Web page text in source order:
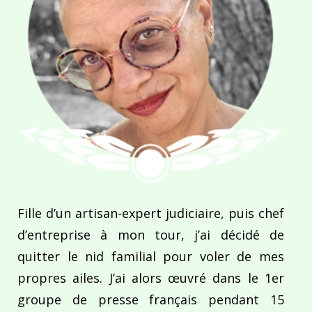
Fille d’un artisan-expert judiciaire, puis chef
d’entreprise à mon tour, j’ai décidé de
quitter le nid familial pour voler de mes
propres ailes. J’ai alors œuvré dans le 1er
groupe de presse français pendant 15